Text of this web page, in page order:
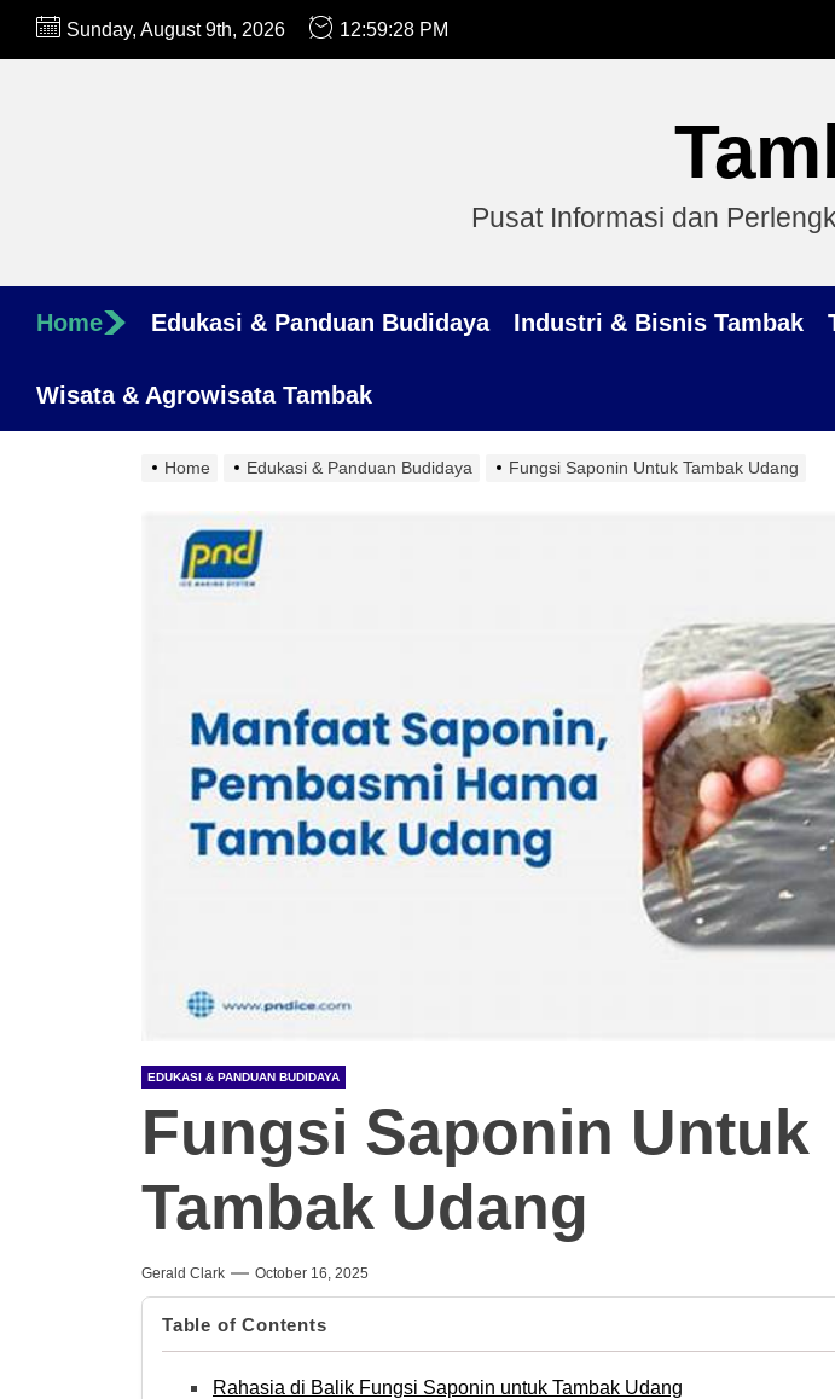
Skip
Sunday, August 9th, 2026 12:59:29 PM
Pusat Informasi dan
Home Edukasi & Panduan Budidaya Industri & Bisnis Tambak
Wisata & Agrowisata Tambak
Home Edukasi & Panduan Budidaya Fungsi Saponin Untuk Tambak Udang
EDUKASI & PANDUAN BUDIDAYA
Fungsi Saponin Untuk
Tambak Udang
Gerald Clark October 16, 2025
Table of Contents
Rahasia di Balik Fungsi Saponin untuk Tambak Udang